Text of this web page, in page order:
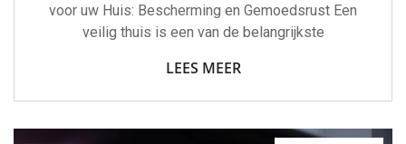
voor uw Huis: Bescherming en Gemoedsrust Een
veilig thuis is een van de belangrijkste
LEES MEER